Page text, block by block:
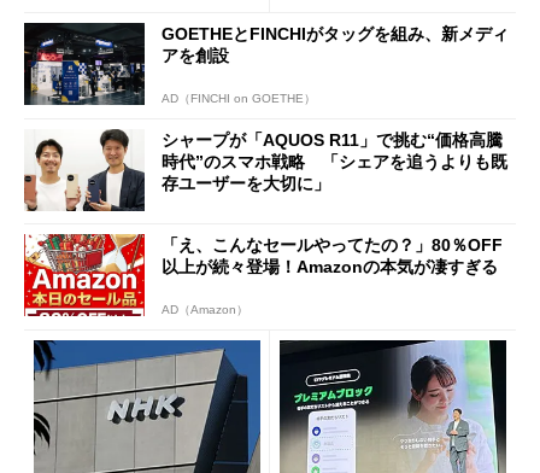
GOETHEとFINCHIがタッグを組み、新メディ
アを創設
AD（FINCHI on GOETHE）
シャープが「AQUOS R11」で挑む“価格高騰
時代”のスマホ戦略 「シェアを追うよりも既
存ユーザーを大切に」
「え、こんなセールやってたの？」80％OFF
以上が続々登場！Amazonの本気が凄すぎる
AD（Amazon）